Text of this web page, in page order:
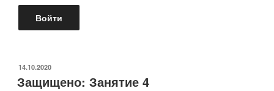
ОПУБЛИКОВАНО
14.10.2020
Защищено: Занятие 4